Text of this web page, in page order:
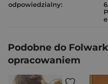
odpowiedzialny:
Podobne do
opracowaniem